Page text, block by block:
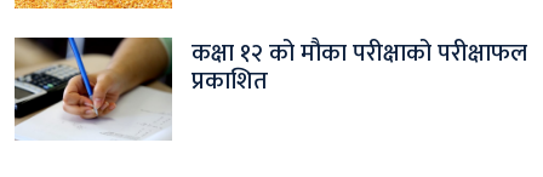
कक्षा १२ को मौका परीक्षाको परीक्षाफल
प्रकाशित